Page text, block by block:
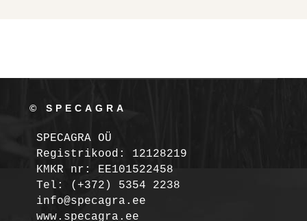
© SPECAGRA
SPECAGRA OÜ
Registrikood: 12128219
KMKR nr: EE101522458
Tel: (+372) 5354 2238
info@specagra.ee